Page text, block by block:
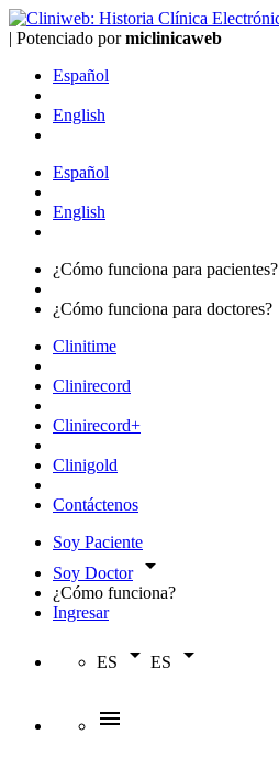
| Potenciado pormiclinicaweb
Español
English
Español
English
¿Cómo funciona para pacientes?
¿Cómo funciona para doctores?
Clinitime
Clinirecord
Clinirecord+
Clinigold
Contáctenos
Soy Paciente
Soy Doctor
arrow_drop_down
¿Cómo funciona?
Ingresar
ES arrow_drop_down ES arrow_drop_down
menu